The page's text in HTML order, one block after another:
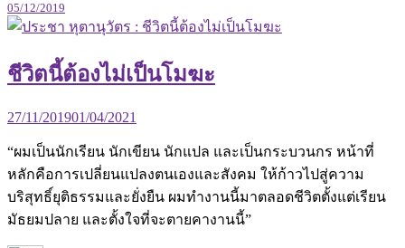
05/12/2019
ชีวิตนี้ต้องไม่เป็นโมฆะ
27/11/201901/04/2021
“ผมเป็นนักเรียน นักเขียน นักแปล และเป็นกระบวนกร หน้าที่
หลักคือการเปลี่ยนแปลงตนเองและสังคม ให้ก้าวไปสู่ความ
บริสุทธิ์ยุติธรรมและยั่งยืน ผมทำงานนี้มาตลอดชีวิตตั้งแต่เรียน
มัธยมปลาย และตั้งใจที่จะตายคางานนี้”